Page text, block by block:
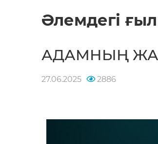
Әлемдегі
АДАМНЫҢ
27.06.2025 2886